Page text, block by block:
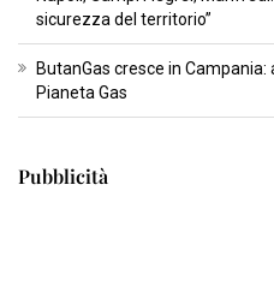
sicurezza del territorio”
ButanGas cresce in
Pianeta Gas
Pubblicità